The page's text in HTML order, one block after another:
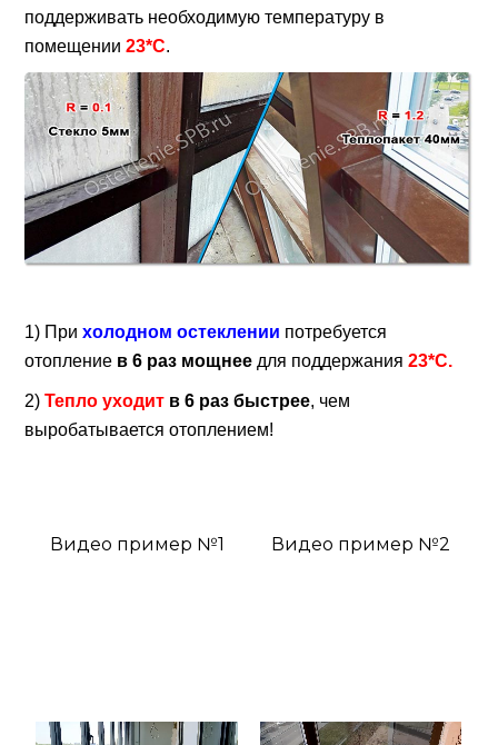
поддерживать необходимую температуру в
помещении23*С.
1) При холодном остеклении потребуется
отопление в 6 раз мощнее для поддержания23*С.
2)Теплоуходит в 6 раз быстрее, чем
выробатываетсяотоплением!
Видео пример №1 Видео пример №2